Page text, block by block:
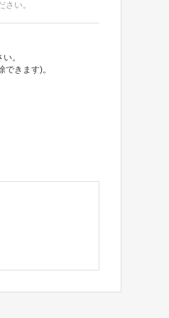
い。
。
きます)。